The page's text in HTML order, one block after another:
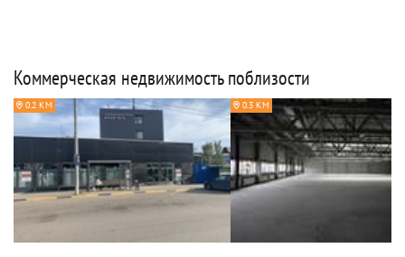
Коммерческая недвижимость поблизости
0.2 КМ 0.3 КМ